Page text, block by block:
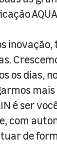
inovação,
os dias,
mais
é ser
com
de